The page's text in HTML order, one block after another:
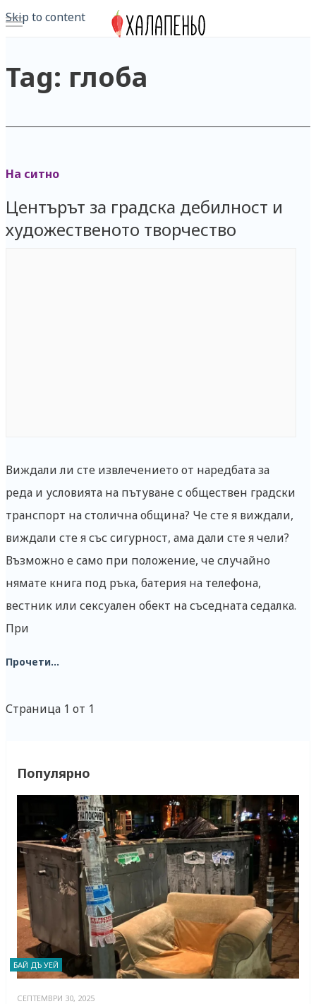
Skip to content
Tag: глоба
На ситно
Центърът за градска дебилност и
художественото творчество
Виждали ли сте извлечението от наредбата за
реда и условията на пътуване с обществен градски
транспорт на столична община? Че сте я виждали,
виждали сте я със сигурност, ама дали сте я чели?
Възможно е само при положение, че случайно
нямате книга под ръка, батерия на телефона,
вестник или сексуален обект на съседната седалка.
При
Прочети...
Страница 1 от 1
Популярно
БАЙ ДЪ УЕЙ
СЕПТЕМВРИ 30, 2025